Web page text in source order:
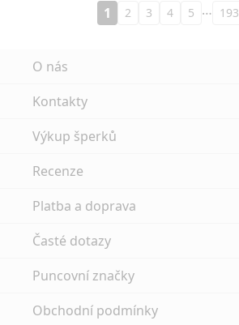
1 2 3 4 5 … 193
O nás
Kontakty
Výkup šperků
Recenze
Platba a doprava
Časté dotazy
Puncovní značky
Obchodní podmínky